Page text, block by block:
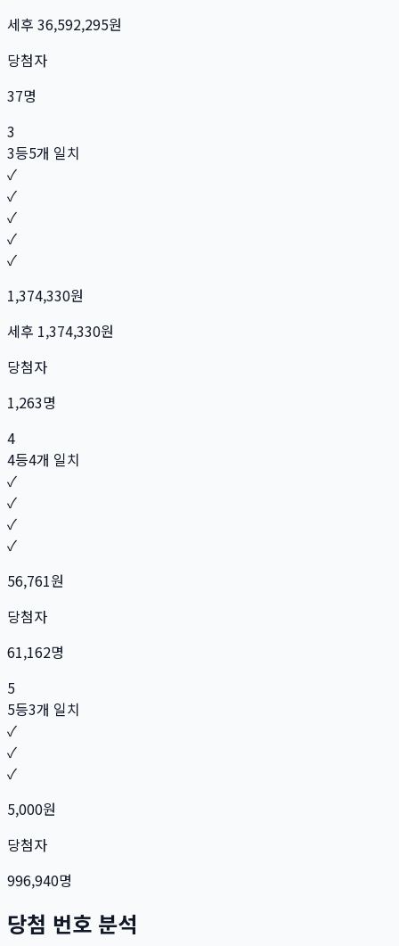
세후 36,592,295원
당첨자
37명
3
3등5개 일치
✓
✓
✓
✓
✓
1,374,330원
세후 1,374,330원
당첨자
1,263명
4
4등4개 일치
✓
✓
✓
✓
56,761원
당첨자
61,162명
5
5등3개 일치
✓
✓
✓
5,000원
당첨자
996,940명
당첨 번호 분석